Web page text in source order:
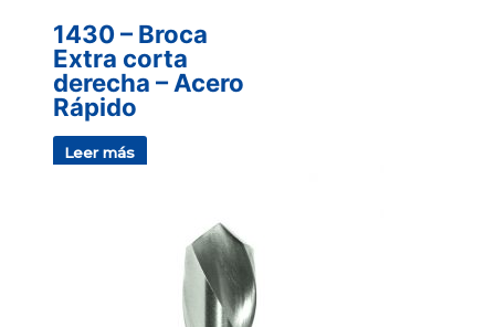
1430 – Broca
Extra corta
derecha – Acero
Rápido
Leer más